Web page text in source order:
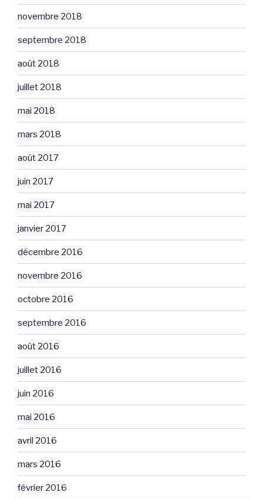
novembre 2018
septembre 2018
août 2018
juillet 2018
mai 2018
mars 2018
août 2017
juin 2017
mai 2017
janvier 2017
décembre 2016
novembre 2016
octobre 2016
septembre 2016
août 2016
juillet 2016
juin 2016
mai 2016
avril 2016
mars 2016
février 2016